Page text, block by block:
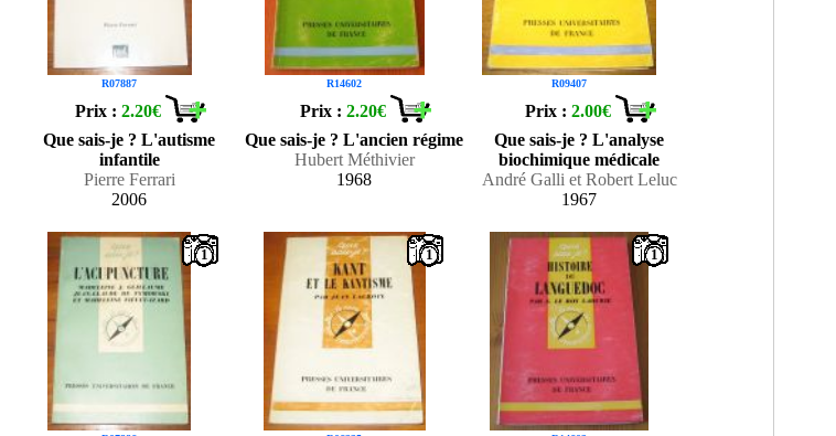
R07887
Prix :2.20€
Que sais-je ? L'autisme
infantile
Pierre Ferrari
2006
R14602
Prix :2.20€
Que sais-je ? L'ancien régime
Hubert Méthivier
1968
R09407
Prix :2.00€
Que sais-je ? L'analyse
biochimique médicale
André Galli et Robert Leluc
1967
1 1 1